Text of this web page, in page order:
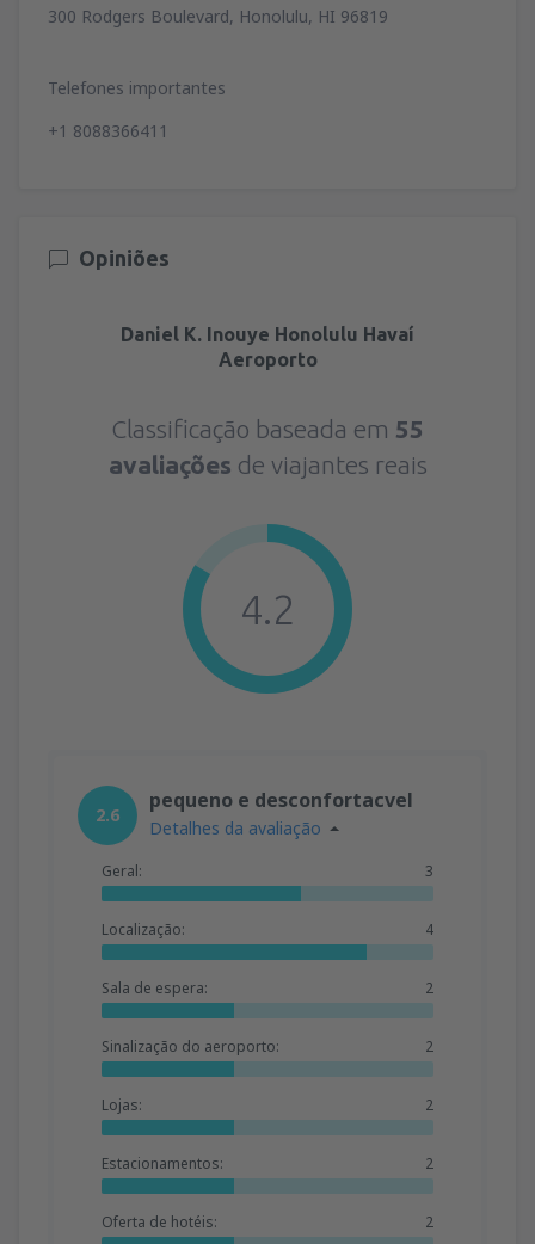
300 Rodgers Boulevard, Honolulu, HI 96819
Telefones importantes
+1 8088366411
Opiniões
Daniel K. Inouye Honolulu Havaí
Aeroporto
Classificação baseada em 55
avaliações de viajantes reais
4.2
2.6
pequeno e desconfortacvel
Detalhes da avaliação
Geral: 3
Localização: 4
Sala de espera: 2
Sinalização do aeroporto: 2
Lojas: 2
Estacionamentos: 2
Oferta de hotéis: 2